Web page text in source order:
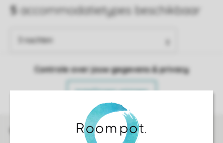
Controle over jouw gegevens & privacy
Instellingen wijzigen
Veilig en snel online boeken